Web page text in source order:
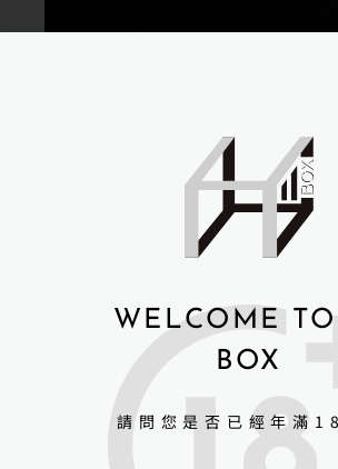
WELCOME
BOX
請問您是否已經年滿